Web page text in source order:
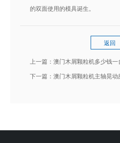
的双面使用的模具诞生。
返回
上一篇：澳门木屑颗粒机多少钱一台
下一篇：澳门木屑颗粒机主轴晃